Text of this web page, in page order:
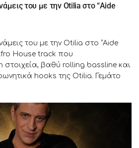
του με την Otilia στο “Aide
του με την Otilia στο “Aide
House track που
στοιχεία, βαθύ rolling bassline και
hooks της Otilia. Γεμάτο